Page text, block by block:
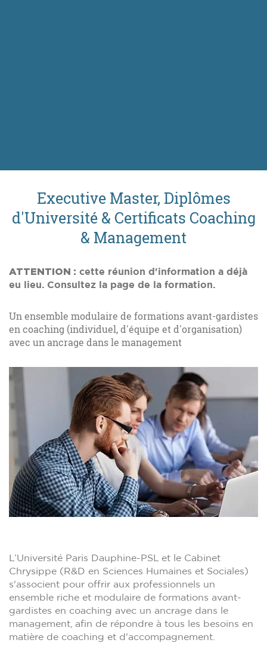
Executive Master, Diplômes
d'Université & Certificats Coaching
& Management
ATTENTION : cette réunion d'information a déjà
eu lieu. Consultez la page de la formation.
Un ensemble modulaire de formations avant-gardistes
en coaching (individuel, d'équipe et d'organisation)
avec un ancrage dans le management
L’Université Paris Dauphine-PSL et le Cabinet
Chrysippe (R&D en Sciences Humaines et Sociales)
s'associent pour offrir aux professionnels un
ensemble riche et modulaire de formations avant-
gardistes en coaching avec un ancrage dans le
management, afin de répondre à tous les besoins en
matière de coaching et d'accompagnement.